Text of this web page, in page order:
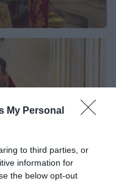
My Personal
to third parties, or
information for
the below opt-out